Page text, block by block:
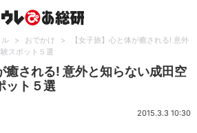
ル > おでかけ >
【女子旅】心と体が癒される! 意外
スポット５選
癒される! 意外と知らない成田空
ット５選
2015.3.3 10:30